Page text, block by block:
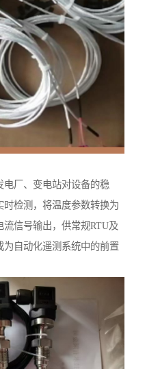
厂、变电站对设备的稳
检测，将温度参数转换为
信号输出，供常规RTU及
自动化遥测系统中的前置